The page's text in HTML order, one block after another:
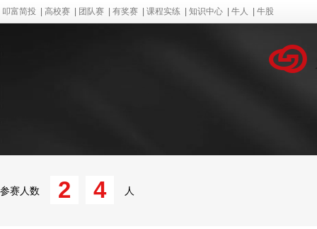
叩富简投 高校赛 团队赛 有奖赛 课程实练 知识中心 牛人 牛股
参赛人数 2 4 人